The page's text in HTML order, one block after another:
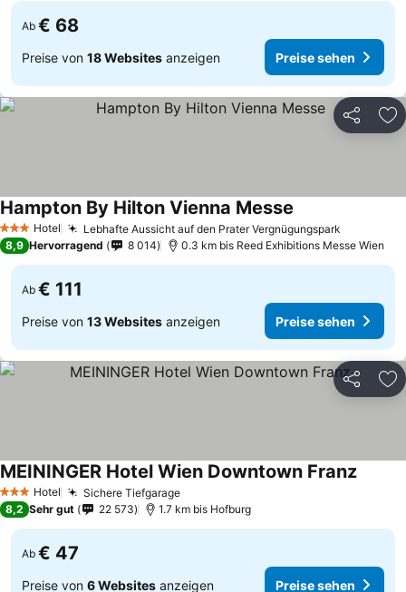
Ab € 68
Preise von 18 Websites anzeigen Preise sehen
Teilen
3 SterneHotel Lebhafte Aussicht auf den Prater Vergnügungspark
Hampton By Hilton Vienna Messe
8,9 Hervorragend 8 014 0.3 km bis Reed Exhibitions Messe Wien
Ab € 111
Preise von 13 Websites anzeigen Preise sehen
Teilen
3 SterneHotel Sichere TiefgaragePreise sehen
MEININGER Hotel Wien Downtown FranzPreise
8,2 Sehr gut 22 573 1.7 km bis Hofburg
Ab € 47
Preise von 6 Websites anzeigen Preise sehen